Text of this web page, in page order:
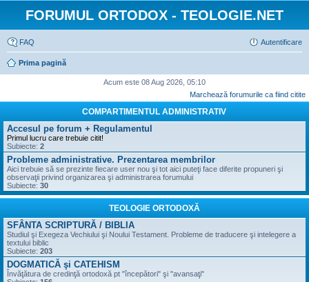
FORUMUL ORTODOX - TEOLOGIE.NET
FAQ Autentificare
Prima pagină
Acum este 08 Aug 2026, 05:10
Marchează forumurile ca fiind citite
COMPARTIMENTUL ADMINISTRATIV
Accesul pe forum + Regulamentul
Primul lucru care trebuie citit!
Subiecte: 2
Probleme administrative. Prezentarea membrilor
Aici trebuie să se prezinte fiecare user nou şi tot aici puteţi face diferite propuneri şi
observaţii privind organizarea şi administrarea forumului
Subiecte: 30
TEOLOGIE ORTODOXĂ
SFÂNTA SCRIPTURĂ / BIBLIA
Studiul şi Exegeza Vechiului şi Noului Testament. Probleme de traducere şi intelegere a
textului biblic
Subiecte: 203
DOGMATICĂ şi CATEHISM
Învăţătura de credinţă ortodoxă pt "începători" şi "avansaţi"